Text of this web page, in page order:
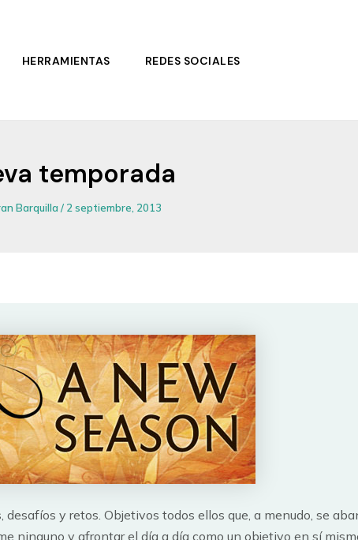
HERRAMIENTAS REDES SOCIALES
temporada
Barquilla/ 2 septiembre, 2013
y retos. Objetivos todos ellos que, a menudo, se
ninguno y afrontar el día a día como un objetivo en sí